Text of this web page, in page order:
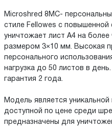
Microshred 8MC-
стиле Fellowes с
уничтожает лист A4 на
размером 3×10 мм. Высокая
персонального
нагрузка до 50 листов в
гарантия 2 года.
Модель является
доступной по цене среди
предназначены для